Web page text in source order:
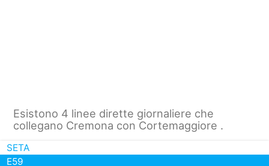
Esistono 4 linee dirette giornaliere che
collegano Cremona con Cortemaggiore .
SETA
E59